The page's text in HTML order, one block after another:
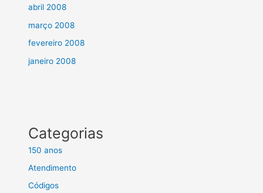
abril 2008
março 2008
fevereiro 2008
janeiro 2008
Categorias
150 anos
Atendimento
Códigos